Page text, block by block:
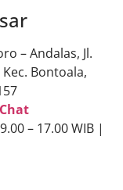
– Andalas, Jl.
Bontoala,
– 17.00 WIB |